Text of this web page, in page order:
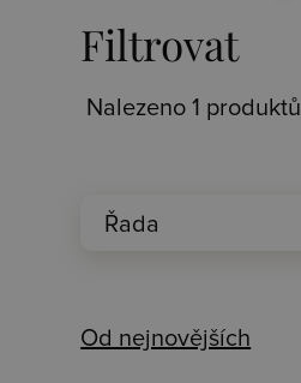
Filtrovat
Nalezeno 1 produktů
Řada
Od nejnovějších